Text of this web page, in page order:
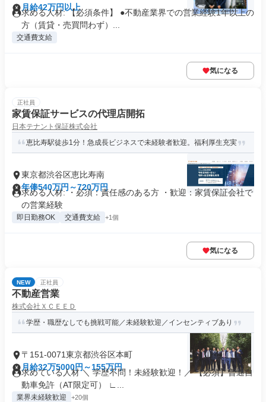
月給42万円以上
求める人材: 【必須条件】 ●不動産業界での営業経験1年以上の
方（賃貸・売買問わず）...
交通費支給
気になる
正社員
家賃保証サービスの代理店開拓
日本テナント保証株式会社
恵比寿駅徒歩1分！急成長ビジネスで未経験者歓迎。福利厚生充実
東京都渋谷区恵比寿南
年俸540万円～720万円
求める人材: ・必須：責任感のある方 ・歓迎：家賃保証会社で
の営業経験
即日勤務OK 交通費支給 +1個
気になる
NEW 正社員
不動産営業
株式会社ＸＣＥＥＤ
学歴・職歴なしでも挑戦可能／未経験歓迎／インセンティブあり
〒151-0071東京都渋谷区本町
月給32万5000円～155万円
求めている人材 ＼ 学歴不問！未経験歓迎！／ 【必須】普通自
動車免許（AT限定可） ∟...
業界未経験歓迎 +20個